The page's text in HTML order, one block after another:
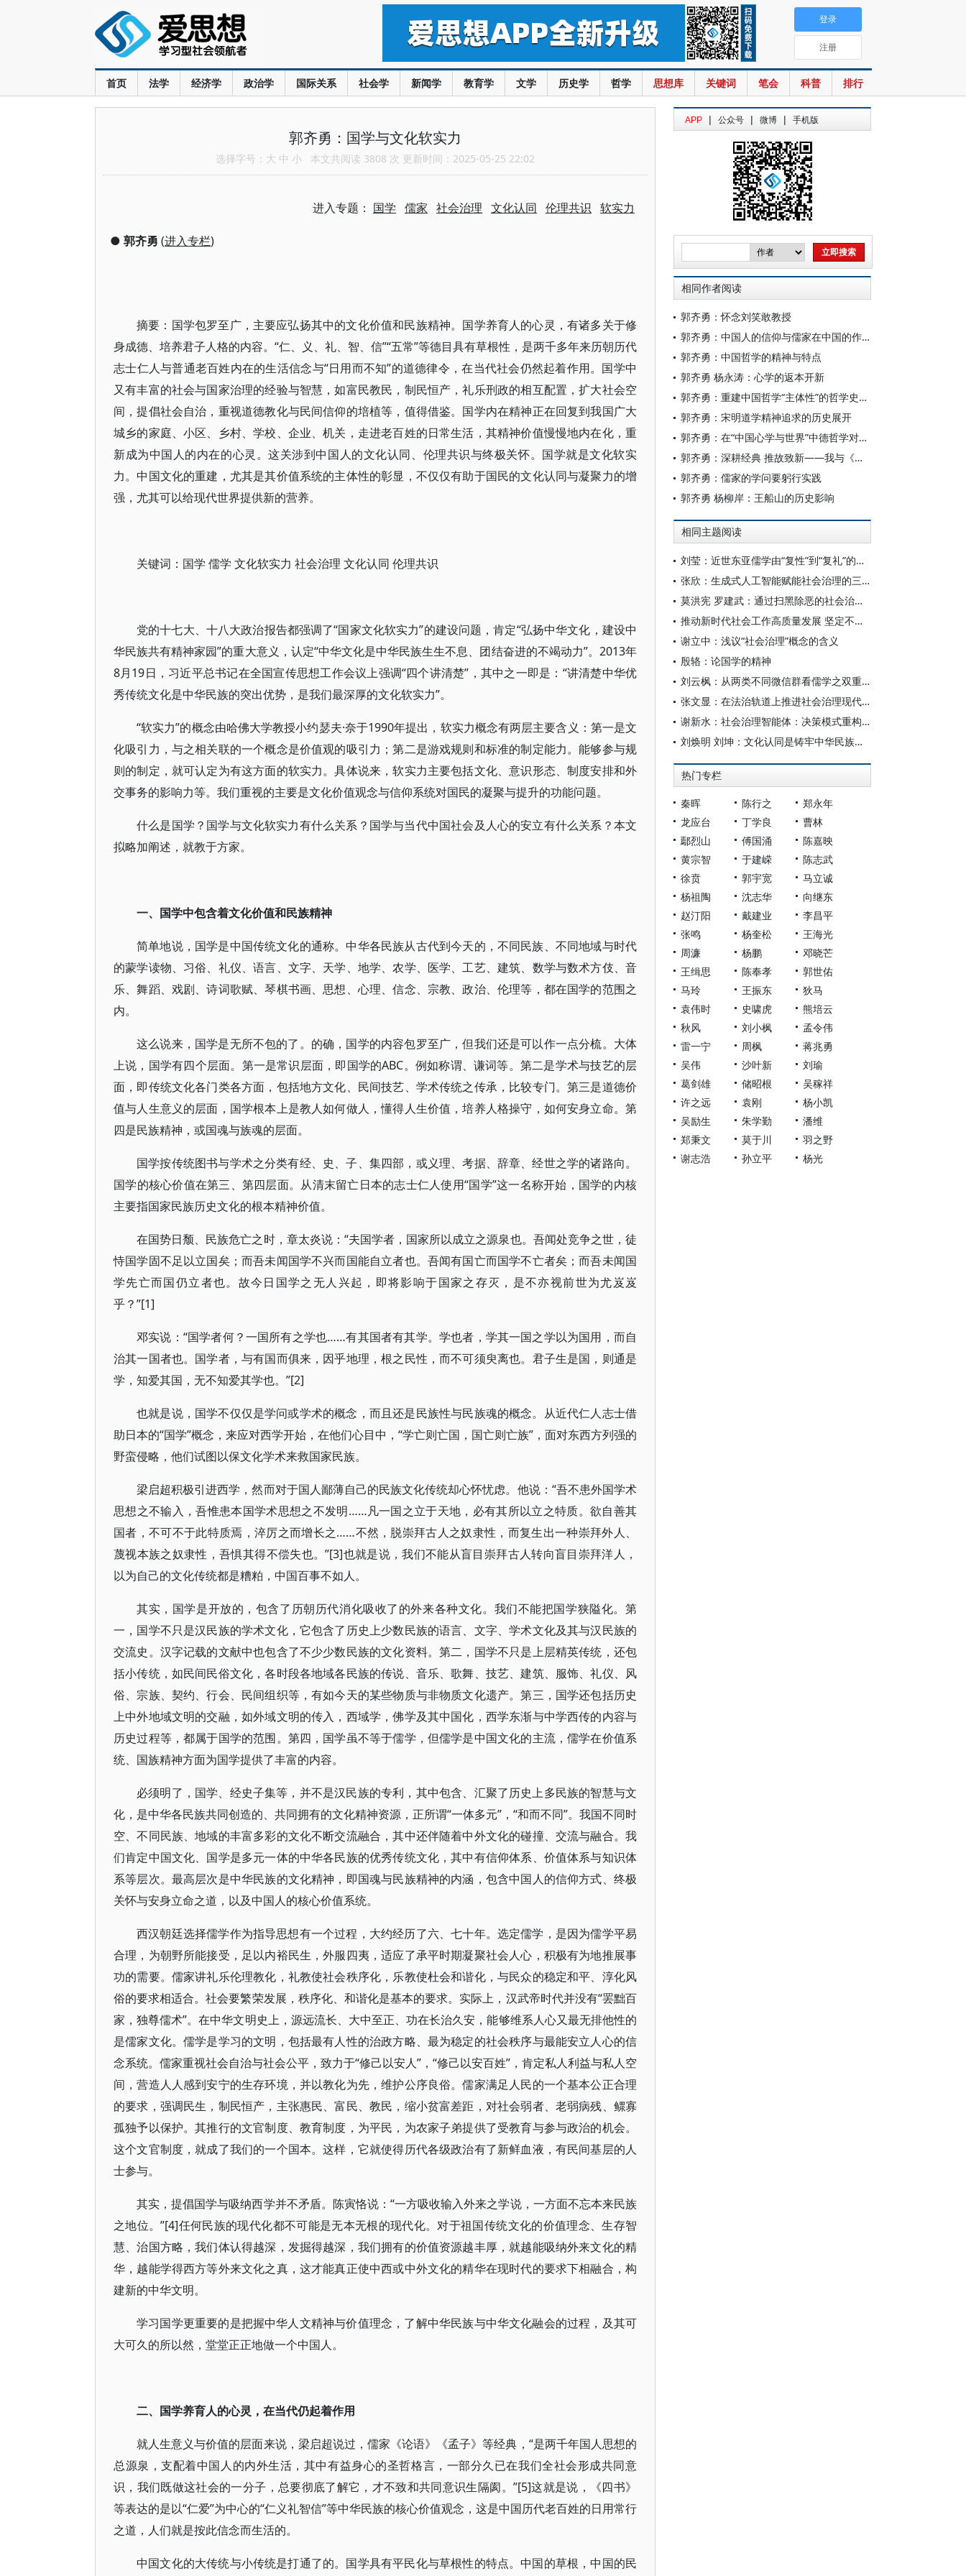
首页 法学 经济学 政治学 国际关系 社会学 新闻学 教育学 文学 历史学 哲学 思想库 关键词 笔会 科普 排行
登录
注册
郭齐勇：国学与文化软实力
选择字号： 大 中 小 本文共阅读 3808 次 更新时间：2025-05-25 22:02
进入专题： 国学 儒家 社会治理 文化认同 伦理共识 软实力
● 郭齐勇 (进入专栏)
摘要：国学包罗至广，主要应弘扬其中的文化价值和民族精神。国学养育人的心灵，有诸多关于修
身成德、培养君子人格的内容。“仁、义、礼、智、信”“五常”等德目具有草根性，是两千多年来历朝历代
志士仁人与普通老百姓内在的生活信念与“日用而不知”的道德律令，在当代社会仍然起着作用。国学中
又有丰富的社会与国家治理的经验与智慧，如富民教民，制民恒产，礼乐刑政的相互配置，扩大社会空
间，提倡社会自治，重视道德教化与民间信仰的培植等，值得借鉴。国学内在精神正在回复到我国广大
城乡的家庭、小区、乡村、学校、企业、机关，走进老百姓的日常生活，其精神价值慢慢地内在化，重
新成为中国人的内在的心灵。这关涉到中国人的文化认同、伦理共识与终极关怀。国学就是文化软实
力。中国文化的重建，尤其是其价值系统的主体性的彰显，不仅仅有助于国民的文化认同与凝聚力的增
强，尤其可以给现代世界提供新的营养。
关键词：国学 儒学 文化软实力 社会治理 文化认同 伦理共识
党的十七大、十八大政治报告都强调了“国家文化软实力”的建设问题，肯定“弘扬中华文化，建设中
华民族共有精神家园”的重大意义，认定“中华文化是中华民族生生不息、团结奋进的不竭动力”。2013年
8月19日，习近平总书记在全国宣传思想工作会议上强调“四个讲清楚”，其中之一即是：“讲清楚中华优
秀传统文化是中华民族的突出优势，是我们最深厚的文化软实力”。
“软实力”的概念由哈佛大学教授小约瑟夫·奈于1990年提出，软实力概念有两层主要含义：第一是文
化吸引力，与之相关联的一个概念是价值观的吸引力；第二是游戏规则和标准的制定能力。能够参与规
则的制定，就可认定为有这方面的软实力。具体说来，软实力主要包括文化、意识形态、制度安排和外
交事务的影响力等。我们重视的主要是文化价值观念与信仰系统对国民的凝聚与提升的功能问题。
什么是国学？国学与文化软实力有什么关系？国学与当代中国社会及人心的安立有什么关系？本文
拟略加阐述，就教于方家。
一、国学中包含着文化价值和民族精神
简单地说，国学是中国传统文化的通称。中华各民族从古代到今天的，不同民族、不同地域与时代
的蒙学读物、习俗、礼仪、语言、文字、天学、地学、农学、医学、工艺、建筑、数学与数术方伎、音
乐、舞蹈、戏剧、诗词歌赋、琴棋书画、思想、心理、信念、宗教、政治、伦理等，都在国学的范围之
内。
这么说来，国学是无所不包的了。的确，国学的内容包罗至广，但我们还是可以作一点分梳。大体
上说，国学有四个层面。第一是常识层面，即国学的ABC。例如称谓、谦词等。第二是学术与技艺的层
面，即传统文化各门类各方面，包括地方文化、民间技艺、学术传统之传承，比较专门。第三是道德价
值与人生意义的层面，国学根本上是教人如何做人，懂得人生价值，培养人格操守，如何安身立命。第
四是民族精神，或国魂与族魂的层面。
国学按传统图书与学术之分类有经、史、子、集四部，或义理、考据、辞章、经世之学的诸路向。
国学的核心价值在第三、第四层面。从清末留亡日本的志士仁人使用“国学”这一名称开始，国学的内核
主要指国家民族历史文化的根本精神价值。
在国势日颓、民族危亡之时，章太炎说：“夫国学者，国家所以成立之源泉也。吾闻处竞争之世，徒
恃国学固不足以立国矣；而吾未闻国学不兴而国能自立者也。吾闻有国亡而国学不亡者矣；而吾未闻国
学先亡而国仍立者也。故今日国学之无人兴起，即将影响于国家之存灭，是不亦视前世为尤岌岌
乎？”[1]
邓实说：“国学者何？一国所有之学也……有其国者有其学。学也者，学其一国之学以为国用，而自
治其一国者也。国学者，与有国而俱来，因乎地理，根之民性，而不可须臾离也。君子生是国，则通是
学，知爱其国，无不知爱其学也。”[2]
也就是说，国学不仅仅是学问或学术的概念，而且还是民族性与民族魂的概念。从近代仁人志士借
助日本的“国学”概念，来应对西学开始，在他们心目中，“学亡则亡国，国亡则亡族”，面对东西方列强的
野蛮侵略，他们试图以保文化学术来救国家民族。
梁启超积极引进西学，然而对于国人鄙薄自己的民族文化传统却心怀忧虑。他说：“吾不患外国学术
思想之不输入，吾惟患本国学术思想之不发明……凡一国之立于天地，必有其所以立之特质。欲自善其
国者，不可不于此特质焉，淬厉之而增长之……不然，脱崇拜古人之奴隶性，而复生出一种崇拜外人、
蔑视本族之奴隶性，吾惧其得不偿失也。”[3]也就是说，我们不能从盲目崇拜古人转向盲目崇拜洋人，
以为自己的文化传统都是糟粕，中国百事不如人。
其实，国学是开放的，包含了历朝历代消化吸收了的外来各种文化。我们不能把国学狭隘化。第
一，国学不只是汉民族的学术文化，它包含了历史上少数民族的语言、文字、学术文化及其与汉民族的
交流史。汉字记载的文献中也包含了不少少数民族的文化资料。第二，国学不只是上层精英传统，还包
括小传统，如民间民俗文化，各时段各地域各民族的传说、音乐、歌舞、技艺、建筑、服饰、礼仪、风
俗、宗族、契约、行会、民间组织等，有如今天的某些物质与非物质文化遗产。第三，国学还包括历史
上中外地域文明的交融，如外域文明的传入，西域学，佛学及其中国化，西学东渐与中学西传的内容与
历史过程等，都属于国学的范围。第四，国学虽不等于儒学，但儒学是中国文化的主流，儒学在价值系
统、国族精神方面为国学提供了丰富的内容。
必须明了，国学、经史子集等，并不是汉民族的专利，其中包含、汇聚了历史上多民族的智慧与文
化，是中华各民族共同创造的、共同拥有的文化精神资源，正所谓“一体多元”，“和而不同”。我国不同时
空、不同民族、地域的丰富多彩的文化不断交流融合，其中还伴随着中外文化的碰撞、交流与融合。我
们肯定中国文化、国学是多元一体的中华各民族的优秀传统文化，其中有信仰体系、价值体系与知识体
系等层次。最高层次是中华民族的文化精神，即国魂与民族精神的内涵，包含中国人的信仰方式、终极
关怀与安身立命之道，以及中国人的核心价值系统。
西汉朝廷选择儒学作为指导思想有一个过程，大约经历了六、七十年。选定儒学，是因为儒学平易
合理，为朝野所能接受，足以内裕民生，外服四夷，适应了承平时期凝聚社会人心，积极有为地推展事
功的需要。儒家讲礼乐伦理教化，礼教使社会秩序化，乐教使杜会和谐化，与民众的稳定和平、淳化风
俗的要求相适合。社会要繁荣发展，秩序化、和谐化是基本的要求。实际上，汉武帝时代并没有“罢黜百
家，独尊儒术”。在中华文明史上，源远流长、大中至正、功在长治久安，能够维系人心又最无排他性的
是儒家文化。儒学是学习的文明，包括最有人性的治政方略、最为稳定的社会秩序与最能安立人心的信
念系统。儒家重视社会自治与社会公平，致力于“修己以安人”，“修己以安百姓”，肯定私人利益与私人空
间，营造人人感到安宁的生存环境，并以教化为先，维护公序良俗。儒家满足人民的一个基本公正合理
的要求，强调民生，制民恒产，主张惠民、富民、教民，缩小贫富差距，对社会弱者、老弱病残、鳏寡
孤独予以保护。其推行的文官制度、教育制度，为平民，为农家子弟提供了受教育与参与政治的机会。
这个文官制度，就成了我们的一个国本。这样，它就使得历代各级政治有了新鲜血液，有民间基层的人
士参与。
其实，提倡国学与吸纳西学并不矛盾。陈寅恪说：“一方吸收输入外来之学说，一方面不忘本来民族
之地位。”[4]任何民族的现代化都不可能是无本无根的现代化。对于祖国传统文化的价值理念、生存智
慧、治国方略，我们体认得越深，发掘得越深，我们拥有的价值资源越丰厚，就越能吸纳外来文化的精
华，越能学得西方等外来文化之真，这才能真正使中西或中外文化的精华在现时代的要求下相融合，构
建新的中华文明。
学习国学更重要的是把握中华人文精神与价值理念，了解中华民族与中华文化融会的过程，及其可
大可久的所以然，堂堂正正地做一个中国人。
二、国学养育人的心灵，在当代仍起着作用
就人生意义与价值的层面来说，梁启超说过，儒家《论语》《孟子》等经典，“是两千年国人思想的
总源泉，支配着中国人的内外生活，其中有益身心的圣哲格言，一部分久已在我们全社会形成共同意
识，我们既做这社会的一分子，总要彻底了解它，才不致和共同意识生隔阂。”[5]这就是说，《四书》
等表达的是以“仁爱”为中心的“仁义礼智信”等中华民族的核心价值观念，这是中国历代老百姓的日用常行
之道，人们就是按此信念而生活的。
中国文化的大传统与小传统是打通了的。国学具有平民化与草根性的特点。中国的草根，中国的民
APP | 公众号 | 微博 | 手机版
相同作者阅读
郭齐勇：怀念刘笑敢教授
郭齐勇：中国人的信仰与儒家在中国的作用
郭齐勇：中国哲学的精神与特点
郭齐勇 杨永涛：心学的返本开新
郭齐勇：重建中国哲学“主体性”的哲学史书写
郭齐勇：宋明道学精神追求的历史展开
郭齐勇：在“中国心学与世界”中德哲学对话开幕式上的讲话
郭齐勇：深耕经典 推故致新——我与《船山学刊》
郭齐勇：儒家的学问要躬行实践
郭齐勇 杨柳岸：王船山的历史影响
相同主题阅读
刘莹：近世东亚儒学由“复性”到“复礼”的范式转型
张欣：生成式人工智能赋能社会治理的三重维度
莫洪宪 罗建武：通过扫黑除恶的社会治理——以贯彻落实《反有组织犯罪法》为视角
推动新时代社会工作高质量发展 坚定不移走中国特色社会主义社会治理之路
谢立中：浅议“社会治理”概念的含义
殷辂：论国学的精神
刘云枫：从两类不同微信群看儒学之双重困境——熟人群一潭死水，匿名群乱作一团
张文显：在法治轨道上推进社会治理现代化——《法律与社会治理》 卷首语 （代）
谢新水：社会治理智能体：决策模式重构与典型风险防范
刘焕明 刘坤：文化认同是铸牢中华民族共同体意识的根脉
热门专栏
秦晖 陈行之
郑永年
龙应台
丁学良
曹林
鄢烈山
傅国涌
陈嘉映
黄宗智
于建嵘
陈志武
徐贲
郭宇宽
马立诚
杨祖陶
沈志华
向继东
赵汀阳
戴建业
李昌平
张鸣
杨奎松
王海光
周濂
杨鹏
邓晓芒
王缉思
陈奉孝
郭世佑
马玲
王振东
狄马
袁伟时
史啸虎
熊培云
秋风
刘小枫
孟令伟
雷一宁
周枫
蒋兆勇
吴伟
沙叶新
刘瑜
葛剑雄
储昭根
吴稼祥
许之远
袁刚
杨小凯
吴励生
朱学勤
潘维
郑秉文
莫于川
羽之野
谢志浩
孙立平 杨光